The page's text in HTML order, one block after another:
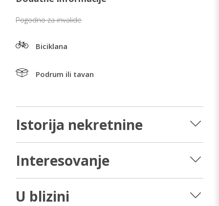
Pogodno za invalide
Biciklana
Podrum ili tavan
Istorija nekretnine
Interesovanje
U blizini